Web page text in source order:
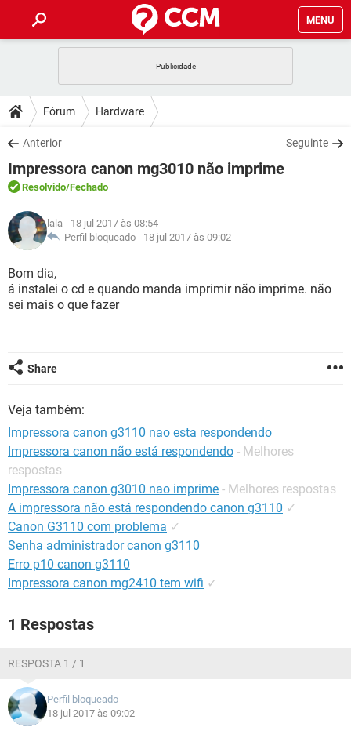
MENU
CELULAR
OUTLOOK
INSTAGRAM GMAIL
GUIA DE COMPRAS
DICAS
JOGOS
OUTLOOK
INSTAGRAM
GUIA DE COMPRAS
DOWNLOADS
JOGOS WHATSAPP
CELULAR
OUTLOOK
INSTAGRAM
GUIA DE COMPRAS
FÓRUM
JOGOS
CELULAR FACEBOOK
INSTAGRAM GMAIL
GLOSSÁRIO
JOGOS
CELULAR
OUTLOOK
Fórum Hardware
Anterior Seguinte
Impressora canon mg3010 não imprime
Resolvido/Fechado
lala - 18 jul 2017 às 08:54
Perfil bloqueado - 18 jul 2017 às 09:02
Bom dia,
á instalei o cd e quando manda imprimir não imprime. não
sei mais o que fazer
Share
Veja também:
Impressora canon g3110 nao esta respondendo
Impressora canon não está respondendo - Melhores
respostas
Impressora canon g3010 nao imprime - Melhores respostas
A impressora não está respondendo canon g3110 ✓
Canon G3110 com problema ✓
Senha administrador canon g3110
Erro p10 canon g3110
Impressora canon mg2410 tem wifi ✓
1 Respostas
RESPOSTA 1 / 1
Perfil bloqueado
18 jul 2017 às 09:02